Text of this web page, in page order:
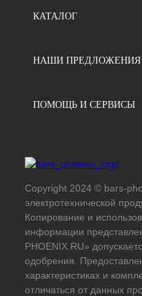
КАТАЛОГ
НАШИ ПРЕДЛОЖЕНИЯ
ПОМОЩЬ И СЕРВИСЫ
Copyright 2024 © bars-
электротехнической
Копирование и
информации
PHOENIX.RU»
одобрения.
характеристиках и
отличаться от данных